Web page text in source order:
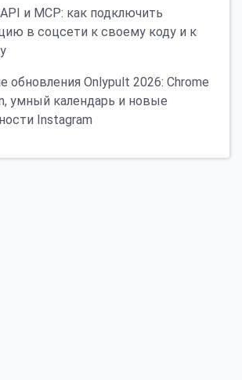
и MCP: как подключить
в соцсети к своему коду и к
обновления Onlypult 2026: Chrome
умный календарь и новые
Instagram